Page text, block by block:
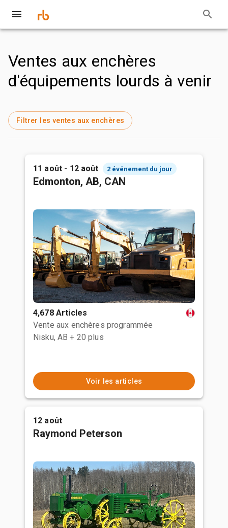
Ventes aux enchères
d'équipements lourds à venir
Filtrer les ventes aux enchères
11 août - 12 août 2 événement du jour
Edmonton, AB, CAN
4,678 Articles
Vente aux enchères programmée
Nisku, AB + 20 plus
Voir les articles
12 août
Raymond Peterson